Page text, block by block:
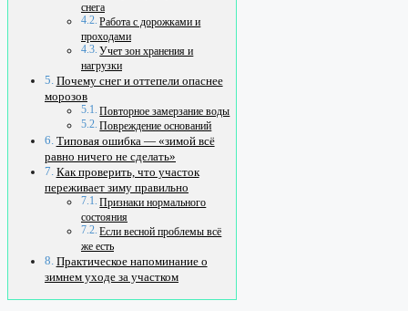
снега
Работа с дорожками и
проходами
Учет зон хранения и
нагрузки
Почему снег и оттепели опаснее
морозов
Повторное замерзание воды
Повреждение оснований
Типовая ошибка — «зимой всё
равно ничего не сделать»
Как проверить, что участок
переживает зиму правильно
Признаки нормального
состояния
Если весной проблемы всё
же есть
Практическое напоминание о
зимнем уходе за участком